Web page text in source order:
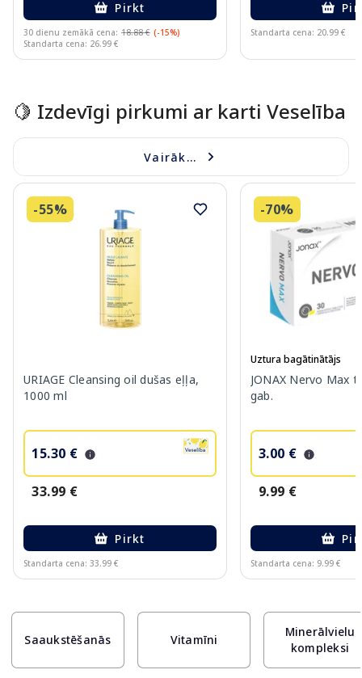
Pirkt
30 dienu zemākā cena: 18.88 € (-15%)
Standarta cena: 26.99 €
Standarta cena: 20.99 €
🍋 Izdevīgi pirkumi ar karti Veselība
Vairāk...
-55%
URIAGE Cleansing oil dušas eļļa,
1000 ml
15.30 €
33.99 €
Pirkt
Standarta cena: 33.99 €
-70%
Uztura bagātinātājs
JONAX Nervo Max
gab.
3.00 €
9.99 €
Standarta cena: 9.99 €
Saaukstēšanās Vitamīni
Minerālvielu
kompleksi